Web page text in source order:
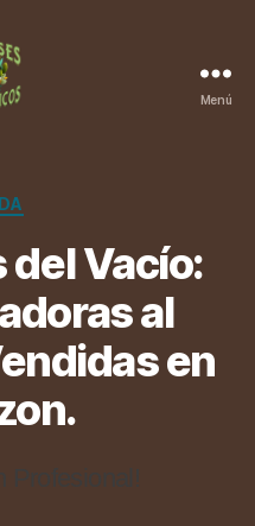
Menú
del Vacío:
al
en